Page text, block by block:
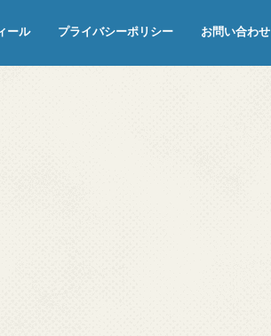
ール プライバシーポリシー お問い合わせ